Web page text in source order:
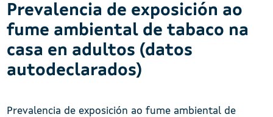
Prevalencia de exposición ao
fume ambiental de tabaco na
casa en adultos (datos
autodeclarados)
Prevalencia de exposición ao fume ambiental de